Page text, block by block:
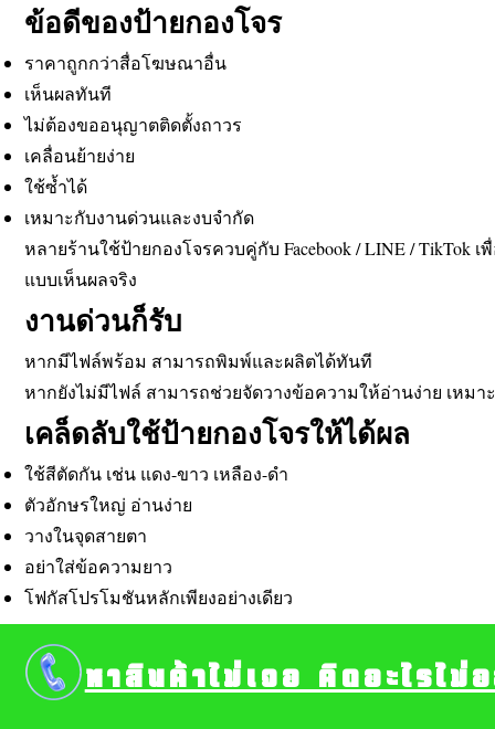
ข้อดีของป้ายกองโจร
ราคาถูกกว่าสื่อโฆษณาอื่น
เห็นผลทันที
ไม่ต้องขออนุญาตติดตั้งถาวร
เคลื่อนย้ายง่าย
ใช้ซ้ำได้
เหมาะกับงานด่วนและงบจำกัด
หลายร้านใช้ป้ายกองโจรควบคู่กับ Facebook / LINE / TikTok
แบบเห็นผลจริง
งานด่วนก็รับ
หากมีไฟล์พร้อม สามารถพิมพ์และผลิตได้ทันที
หากยังไม่มีไฟล์ สามารถช่วยจัดวางข้อความให้อ่านง่าย เหมา
เคล็ดลับใช้ป้ายกองโจรให้ได้ผล
ใช้สีตัดกัน เช่น แดง-ขาว เหลือง-ดำ
ตัวอักษรใหญ่ อ่านง่าย
วางในจุดสายตา
อย่าใส่ข้อความยาว
โฟกัสโปรโมชันหลักเพียงอย่างเดียว
หาสินค้าไม่เจอ คิดอะไรไ